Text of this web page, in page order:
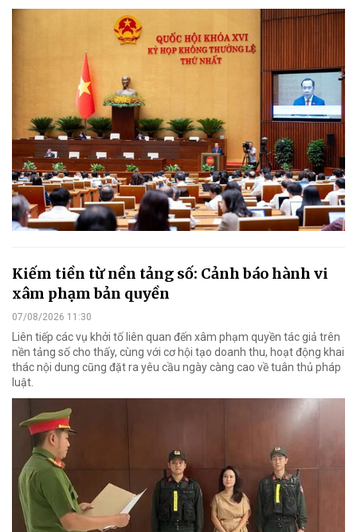
Kiếm tiền từ nền tảng số: Cảnh báo hành vi
xâm phạm bản quyền
07/08/2026 11:30
Liên tiếp các vụ khởi tố liên quan đến xâm phạm quyền tác giả trên
nền tảng số cho thấy, cùng với cơ hội tạo doanh thu, hoạt động khai
thác nội dung cũng đặt ra yêu cầu ngày càng cao về tuân thủ pháp
luật.